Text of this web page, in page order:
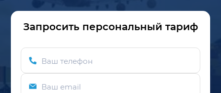
Запросить персональный тариф
Ваш телефон
Ваш email